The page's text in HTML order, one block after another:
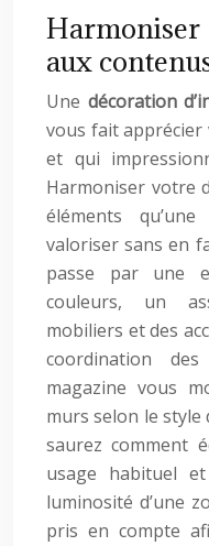
aux
Une décoration
vous fait
et qui
Harmoniser votre
éléments
valoriser sans en
passe par une
couleurs, un
mobiliers et des
coordination
magazine vous
murs selon le style
saurez comment
usage habituel
luminosité d’une
pris en compte